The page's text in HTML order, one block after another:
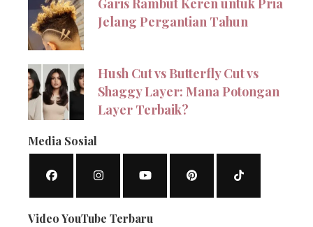
Garis Rambut Keren untuk Pria
Jelang Pergantian Tahun
Hush Cut vs Butterfly Cut vs
Shaggy Layer: Mana Potongan
Layer Terbaik?
Media Sosial
Video YouTube Terbaru